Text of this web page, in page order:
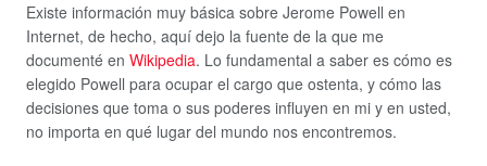
Existe información muy básica sobre Jerome Powell en
Internet, de hecho, aquí dejo la fuente de la que me
documenté en Wikipedia. Lo fundamental a saber es cómo es
elegido Powell para ocupar el cargo que ostenta, y cómo las
decisiones que toma o sus poderes influyen en mi y en usted,
no importa en qué lugar del mundo nos encontremos.